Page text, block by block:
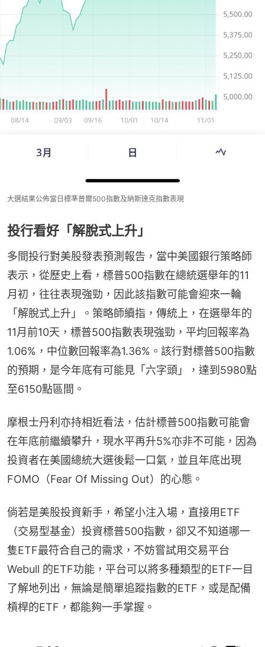
大選結果公佈當日標準普爾500指數及納斯達克指數表現
投行看好「解脫式上升」
多間投行對美股發表預測報告，當中美國銀行策略師
表示，從歷史上看，標普500指數在總統選舉年的11
月初，往往表現強勁，因此該指數可能會迎來一輪
「解脫式上升」。策略師續指，傳統上，在選舉年的
11月前10天，標普500指數表現強勁，平均回報率為
1.06%，中位數回報率為1.36%。該行對標普500指數
的預期，是今年底有可能見「六字頭」，達到5980點
至6150點區間。
摩根士丹利亦持相近看法，估計標普500指數可能會
在年底前繼續攀升，現水平再升5%亦非不可能，因為
投資者在美國總統大選後鬆一口氣，並且年底出現
FOMO（Fear Of Missing Out）的心態。
倘若是美股投資新手，希望小注入場，直接用ETF
（交易型基金）投資標普500指數，卻又不知道哪一
隻ETF最符合自己的需求，不妨嘗試用交易平台
Webull 的ETF功能，平台可以將多種類型的ETF一目
了解地列出，無論是簡單追蹤指數的ETF，或是配備
槓桿的ETF，都能夠一手掌握。